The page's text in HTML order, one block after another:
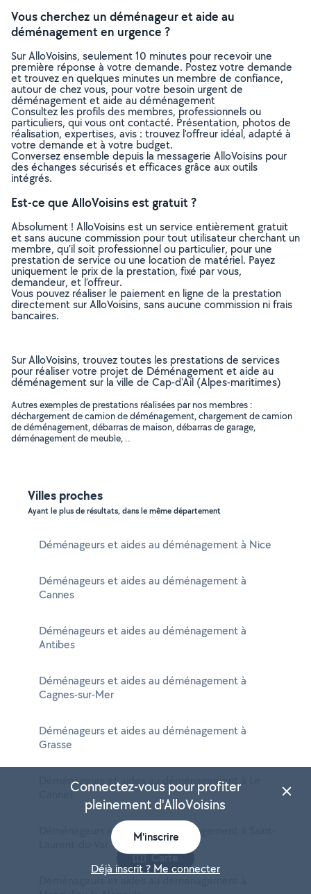
Vous cherchez un déménageur et aide au
déménagement en urgence ?
Sur AlloVoisins, seulement 10 minutes pour recevoir une
première réponse à votre demande. Postez votre demande
et trouvez en quelques minutes un membre de confiance,
autour de chez vous, pour votre besoin urgent de
déménagement et aide au déménagement
Consultez les profils des membres, professionnels ou
particuliers, qui vous ont contacté. Présentation, photos de
réalisation, expertises, avis : trouvez l'offreur idéal, adapté à
votre demande et à votre budget.
Conversez ensemble depuis la messagerie AlloVoisins pour
des échanges sécurisés et efficaces grâce aux outils
intégrés.
Est-ce que AlloVoisins est gratuit ?
Absolument ! AlloVoisins est un service entièrement gratuit
et sans aucune commission pour tout utilisateur cherchant un
membre, qu’il soit professionnel ou particulier, pour une
prestation de service ou une location de matériel. Payez
uniquement le prix de la prestation, fixé par vous,
demandeur, et l’offreur.
Vous pouvez réaliser le paiement en ligne de la prestation
directement sur AlloVoisins, sans aucune commission ni frais
bancaires.
Sur AlloVoisins, trouvez toutes les prestations de services
pour réaliser votre projet de Déménagement et aide au
déménagement sur la ville de Cap-d'Ail (Alpes-maritimes)
Autres exemples de prestations réalisées par nos membres :
déchargement de camion de déménagement, chargement de camion
de déménagement, débarras de maison, débarras de garage,
déménagement de meuble, ..
Villes proches
Ayant le plus de résultats, dans le même département
Déménageurs et aides au déménagement à Nice
Déménageurs et aides au déménagement à
Cannes
Déménageurs et aides au déménagement à
Antibes
Déménageurs et aides au déménagement à
Cagnes-sur-Mer
Déménageurs et aides au déménagement à
Grasse
Déménageurs et aides au déménagement à Le
Cannet
Déménageurs et aides au déménagement à Saint-
Carte
Connectez-vous pour profiter
pleinement d'AlloVoisins
M'inscrire
Déjà inscrit ? Me connecter